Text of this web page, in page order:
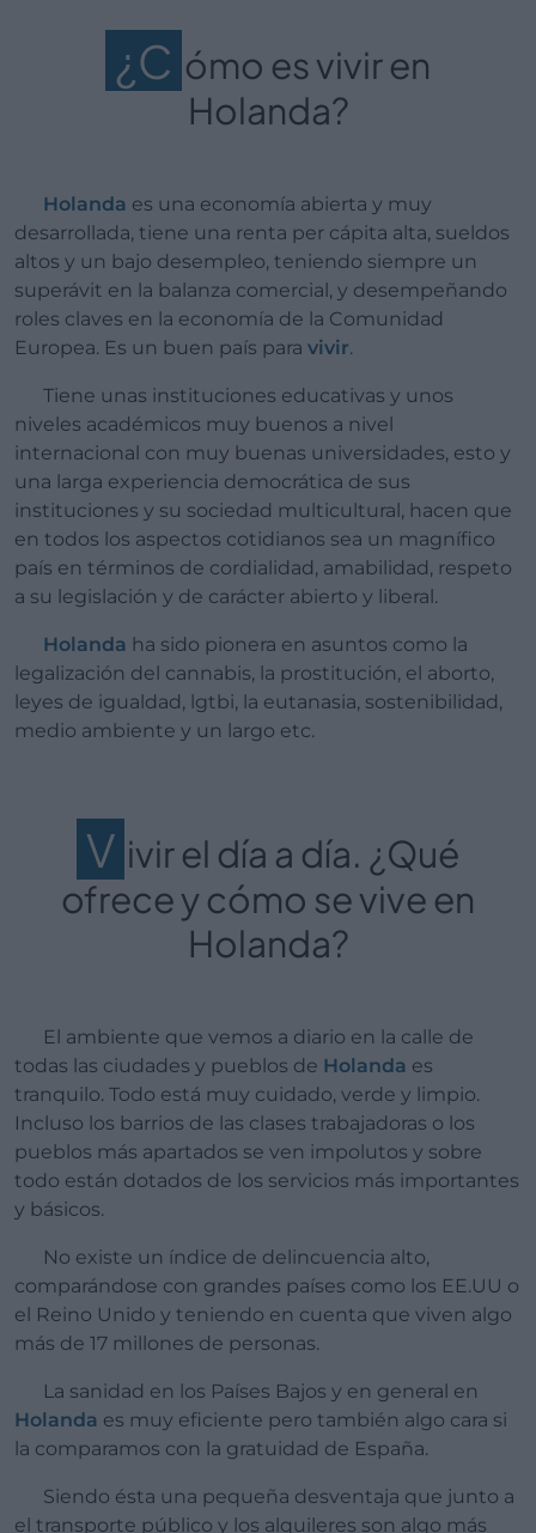
¿C ómo es vivir en
Holanda?
Holanda es una economía abierta y muy
desarrollada, tiene una renta per cápita alta, sueldos
altos y un bajo desempleo, teniendo siempre un
superávit en la balanza comercial, y desempeñando
roles claves en la economía de la Comunidad
Europea. Es un buen país para vivir.
Tiene unas instituciones educativas y unos
niveles académicos muy buenos a nivel
internacional con muy buenas universidades, esto y
una larga experiencia democrática de sus
instituciones y su sociedad multicultural, hacen que
en todos los aspectos cotidianos sea un magnífico
país en términos de cordialidad, amabilidad, respeto
a su legislación y de carácter abierto y liberal.
Holanda ha sido pionera en asuntos como la
legalización del cannabis, la prostitución, el aborto,
leyes de igualdad, lgtbi, la eutanasia, sostenibilidad,
medio ambiente y un largo etc.
V ivir el día a día. ¿Qué
ofrece y cómo se vive en
Holanda?
El ambiente que vemos a diario en la calle de
todas las ciudades y pueblos de Holanda es
tranquilo. Todo está muy cuidado, verde y limpio.
Incluso los barrios de las clases trabajadoras o los
pueblos más apartados se ven impolutos y sobre
todo están dotados de los servicios más importantes
y básicos.
No existe un índice de delincuencia alto,
comparándose con grandes países como los EE.UU o
el Reino Unido y teniendo en cuenta que viven algo
más de 17 millones de personas.
La sanidad en los Países Bajos y en general en
Holanda es muy eficiente pero también algo cara si
la comparamos con la gratuidad de España.
Siendo ésta una pequeña desventaja que junto a
el transporte público y los alquileres son algo más